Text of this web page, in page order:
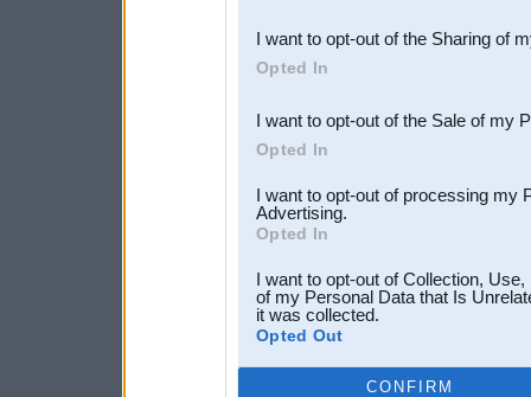
Downstream Participants
third parties.
I want to opt-out of the Sharing of
Opted In
I want to opt-out of the Sale of my
Opted In
I want to opt-out of processing my
Advertising.
Opted In
I want to opt-out of Collection,
of my Personal Data that Is
it was collected.
Opted Out
CONFIRM